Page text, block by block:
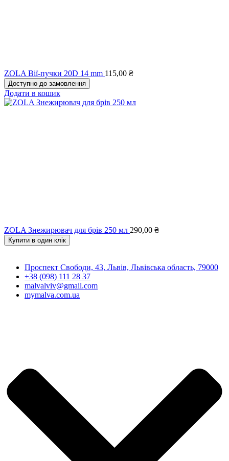
ZOLA Вії-пучки 20D 14 mm 115,00 ₴
Доступно до замовлення
Додати в кошик
ZOLA Знежирювач для брів 250 мл 290,00 ₴
Купити в один клік
Проспект Свободи, 43, Львів, Львівська область, 79000
+38 (098) 111 28 37
malvalviv@gmail.com
mymalva.com.ua